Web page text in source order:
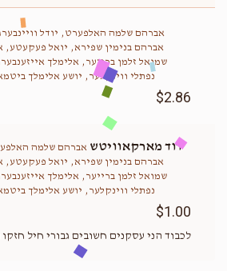
אברהם שלמה האלפערט, יודל
אברהם בנימין שפירא, יואל פעקעטע,
שמואל זלמן ברייער, אלימלך
נפתלי ווינקלער, יושע אלימלך
$2.86
דוד מארקאוויטש אברהם שלמה
אברהם בנימין שפירא, יואל פעקעטע,
שמואל זלמן ברייער, אלימלך
נפתלי ווינקלער, יושע אלימלך
$1.00
לכבוד הני עסקנים חשובים גבורי חיל חזקו